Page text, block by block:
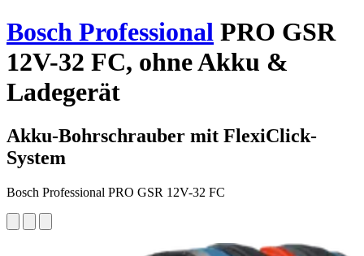
Bosch Professional PRO GSR
12V-32 FC, ohne Akku &
Ladegerät
Akku-Bohrschrauber mit FlexiClick-
System
Bosch Professional PRO GSR 12V-32 FC